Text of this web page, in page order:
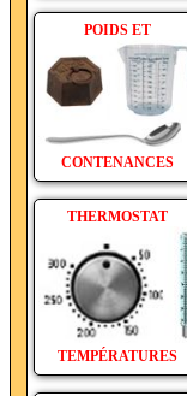
POIDS ET
CONTENANCES
THERMOSTAT
TEMPÉRATURES